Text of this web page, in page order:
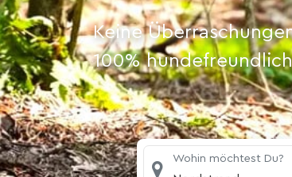
Keine
100%
Wohin möchtest Du?